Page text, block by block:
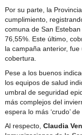
Por su parte, la
cumplimiento,
comuna de San
76,55%. Este último,
la campaña anterior,
cobertura.
Pese a los buenos
los equipos de salud
umbral de seguridad
más complejos del
espera lo más ‘crudo’ de
Al respecto, Claudia